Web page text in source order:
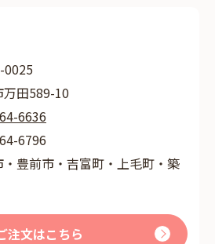
0025
万田589-10
6636
6796
・豊前市・吉富町・上毛町・築
注文はこちら